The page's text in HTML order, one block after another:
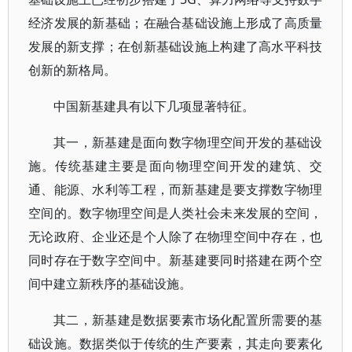
经济发展的新基础；在融合基础设施上形成了高质量
发展的新支撑；在创新基础设施上构建了高水平科技
创新的新格局。
中国新基建具有以下几项显著特征。
其一，新基建是面向数字物理空间开发的基础设
施。传统基建主要是面向物理空间开发的建筑、交
通、能源、水利等工程，而新基建是要支撑数字物理
空间的。数字物理空间是人类社会未来发展的空间，
无论政府、企业还是个人除了在物理空间中存在，也
同时存在于数字空间中。新基建要同时搭建在两个空
间中建立新秩序的基础设施。
其二，新基建是数据要素市场化配置所需要的基
础设施。数据类似于传统的生产要素，其走向要素化